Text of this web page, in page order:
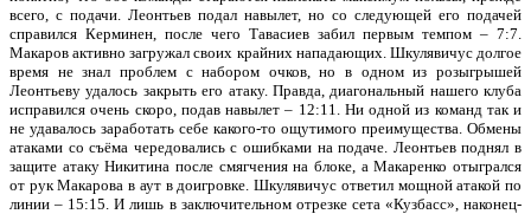
всего, с подачи. Леонтьев подал навылет, но со следующей его подачей
справился Керминен, после чего Тавасиев забил первым темпом – 7:7.
Макаров активно загружал своих крайних нападающих. Шкулявичус долгое
время не знал проблем с набором очков, но в одном из розыгрышей
Леонтьеву удалось закрыть его атаку. Правда, диагональный нашего клуба
исправился очень скоро, подав навылет – 12:11. Ни одной из команд так и
не удавалось заработать себе какого-то ощутимого преимущества. Обмены
атаками со съёма чередовались с ошибками на подаче. Леонтьев поднял в
защите атаку Никитина после смягчения на блоке, а Макаренко отыгрался
от рук Макарова в аут в доигровке. Шкулявичус ответил мощной атакой по
линии – 15:15. И лишь в заключительном отрезке сета «Кузбасс», наконец-